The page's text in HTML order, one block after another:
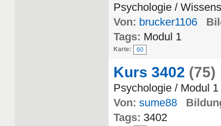
Psychologie /
Von: brucker1106
Tags: Modul 1
Karte: 60
Kurs 3402 (75)
Psychologie / Modul 1
Von: sume88
Tags: 3402